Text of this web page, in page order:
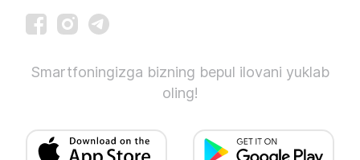
Smartfoningizga bizning bepul ilovani yuklab
oling!